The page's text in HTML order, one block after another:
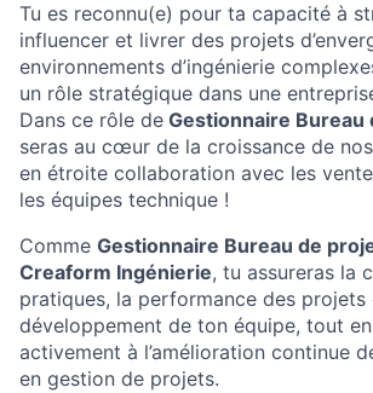
Tu es reconnu(e) pour ta capacité à
influencer et livrer des projets
environnements d’ingénierie
un rôle stratégique dans une
Dans ce rôle de Gestionnaire Bureau
seras au cœur de la croissance de
en étroite collaboration avec les
les équipes technique !
Comme Gestionnaire Bureau de
Creaform Ingénierie, tu assureras la
pratiques, la performance des projets
développement de ton équipe, tout
activement à l’amélioration continue
en gestion de projets.